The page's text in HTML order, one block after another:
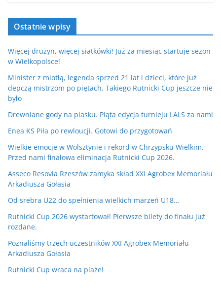
Ostatnie wpisy
Więcej drużyn, więcej siatkówki! Już za miesiąc startuje sezon
w Wielkopolsce!
Minister z miotłą, legenda sprzed 21 lat i dzieci, które już
depczą mistrzom po piętach. Takiego Rutnicki Cup jeszcze nie
było
Drewniane gody na piasku. Piąta edycja turnieju LALS za nami
Enea KS Piła po rewloucji. Gotowi do przygotowań
Wielkie emocje w Wolsztynie i rekord w Chrzypsku Wielkim.
Przed nami finałowa eliminacja Rutnicki Cup 2026.
Asseco Resovia Rzeszów zamyka skład XXI Agrobex Memoriału
Arkadiusza Gołasia
Od srebra U22 do spełnienia wielkich marzeń U18…
Rutnicki Cup 2026 wystartował! Pierwsze bilety do finału już
rozdane.
Poznaliśmy trzech uczestników XXI Agrobex Memoriału
Arkadiusza Gołasia
Rutnicki Cup wraca na plaże!